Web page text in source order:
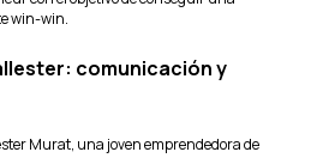
win-win.
comunicación y
Murat, una joven emprendedora de